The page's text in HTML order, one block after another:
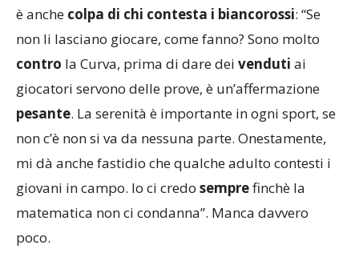
è anche colpa di chi contesta i biancorossi: “Se
non li lasciano giocare, come fanno? Sono molto
contro la Curva, prima di dare dei venduti ai
giocatori servono delle prove, è un’affermazione
pesante. La serenità è importante in ogni sport, se
non c’è non si va da nessuna parte. Onestamente,
mi dà anche fastidio che qualche adulto contesti i
giovani in campo. Io ci credo semprefinchè la
matematica non ci condanna”. Manca davvero
poco.